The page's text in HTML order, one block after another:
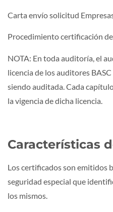
Carta envío solicitud
Procedimiento certificación
NOTA: En toda auditoría, el
licencia de los auditores
siendo auditada. Cada
la vigencia de dicha licencia.
Características
Los certificados son emitidos
seguridad especial que
los mismos.